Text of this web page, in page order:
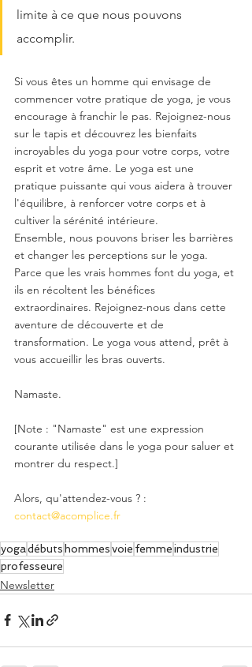
limite à ce que nous pouvons
accomplir.
Si vous êtes un homme qui envisage de
commencer votre pratique de yoga, je vous
encourage à franchir le pas. Rejoignez-nous
sur le tapis et découvrez les bienfaits
incroyables du yoga pour votre corps, votre
esprit et votre âme. Le yoga est une
pratique puissante qui vous aidera à trouver
l'équilibre, à renforcer votre corps et à
cultiver la sérénité intérieure.
Ensemble, nous pouvons briser les barrières
et changer les perceptions sur le yoga.
Parce que les vrais hommes font du yoga, et
ils en récoltent les bénéfices
extraordinaires. Rejoignez-nous dans cette
aventure de découverte et de
transformation. Le yoga vous attend, prêt à
vous accueillir les bras ouverts.
Namaste.
[Note : "Namaste" est une expression
courante utilisée dans le yoga pour saluer et
montrer du respect.]
Alors, qu'attendez-vous ? :
contact@acomplice.fr
yogadébuts hommesvoie femmeindustrie
professeure
Newsletter